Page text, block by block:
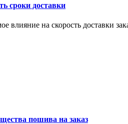
сроки доставки
на скорость доставки
пошива на заказ